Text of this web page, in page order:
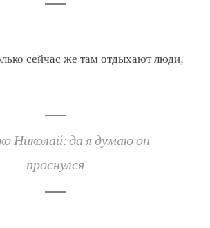
сейчас же там отдыхают люди,
Николай: да я думаю он
проснулся